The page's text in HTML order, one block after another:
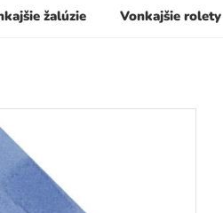
žalúzie Vonkajšie rolety